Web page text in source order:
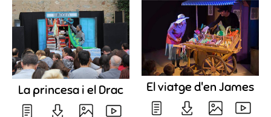
La princesa i el Drac El viatge d'en James